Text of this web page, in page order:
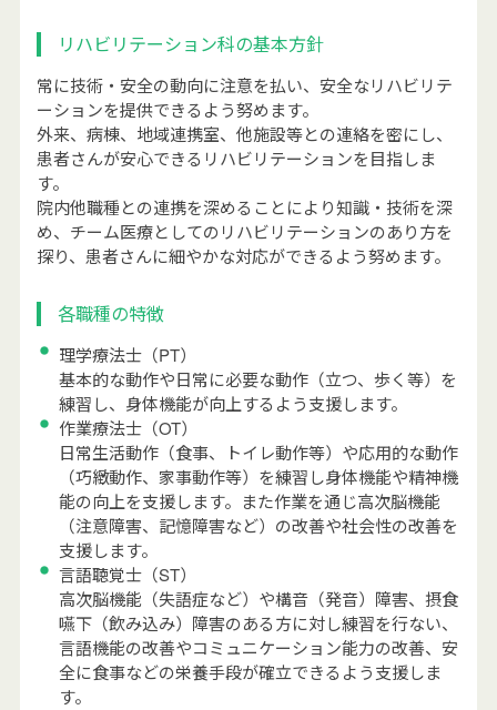
リハビリテーション科の基本方針
常に技術・安全の動向に注意を払い、安全なリハビリテ
ーションを提供できるよう努めます。
外来、病棟、地域連携室、他施設等との連絡を密にし、
患者さんが安心できるリハビリテーションを目指しま
す。
院内他職種との連携を深めることにより知識・技術を深
め、チーム医療としてのリハビリテーションのあり方を
探り、患者さんに細やかな対応ができるよう努めます。
各職種の特徴
理学療法士（PT）
基本的な動作や日常に必要な動作（立つ、歩く等）を
練習し、身体機能が向上するよう支援します。
作業療法士（OT）
日常生活動作（食事、トイレ動作等）や応用的な動作
（巧緻動作、家事動作等）を練習し身体機能や精神機
能の向上を支援します。また作業を通じ高次脳機能
（注意障害、記憶障害など）の改善や社会性の改善を
支援します。
言語聴覚士（ST）
高次脳機能（失語症など）や構音（発音）障害、摂食
嚥下（飲み込み）障害のある方に対し練習を行ない、
言語機能の改善やコミュニケーション能力の改善、安
全に食事などの栄養手段が確立できるよう支援しま
す。